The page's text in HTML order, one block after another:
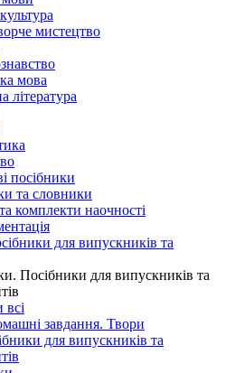
мистецтво
мова
література
посібники
та словники
комплекти наочності
для випускників та
Посібники для випускників та
всі
завдання. Твори
для випускників та